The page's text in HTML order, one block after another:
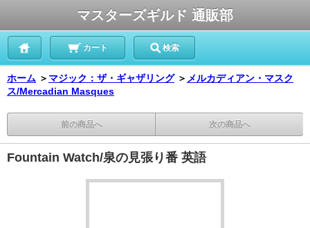
マスターズギルド 通販部
カート 検索
ホーム ＞ マジック：ザ・ギャザリング ＞ メルカディアン・マスク
ス/Mercadian Masques
前の商品へ 次の商品へ
Fountain Watch/泉の見張り番 英語